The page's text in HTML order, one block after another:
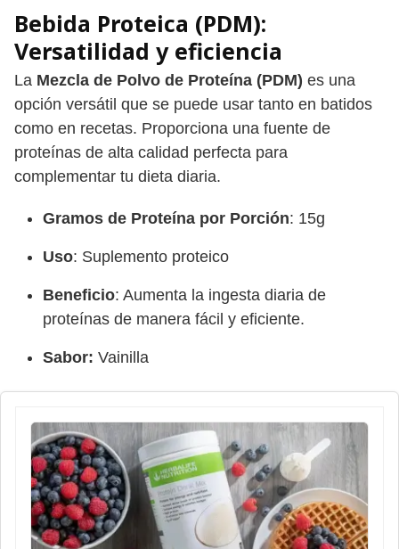
Bebida Proteica (PDM):
Versatilidad y eficiencia
La Mezcla de Polvo de Proteína (PDM) es una
opción versátil que se puede usar tanto en batidos
como en recetas. Proporciona una fuente de
proteínas de alta calidad perfecta para
complementar tu dieta diaria.
Gramos de Proteína por Porción: 15g
Uso: Suplemento proteico
Beneficio: Aumenta la ingesta diaria de
proteínas de manera fácil y eficiente.
Sabor: Vainilla